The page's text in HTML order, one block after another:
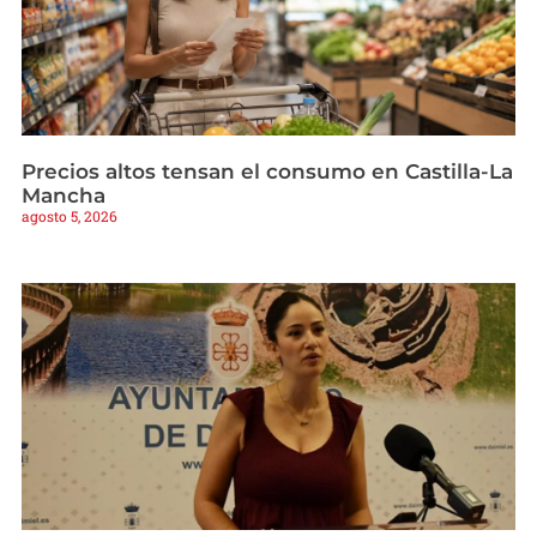
Precios altos tensan el consumo en Castilla-La
Mancha
agosto 5, 2026